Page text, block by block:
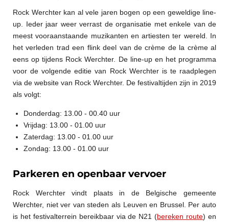
Rock Werchter kan al vele jaren bogen op een geweldige line-
up. Ieder jaar weer verrast de organisatie met enkele van de
meest vooraanstaande muzikanten en artiesten ter wereld. In
het verleden trad een flink deel van de crème de la crème al
eens op tijdens Rock Werchter. De line-up en het programma
voor de volgende editie van Rock Werchter is te raadplegen
via de website van Rock Werchter. De festivaltijden zijn in 2019
als volgt:
Donderdag: 13.00 - 00.40 uur
Vrijdag: 13.00 - 01.00 uur
Zaterdag: 13.00 - 01.00 uur
Zondag: 13.00 - 01.00 uur
Parkeren en openbaar vervoer
Rock Werchter vindt plaats in de Belgische gemeente
Werchter, niet ver van steden als Leuven en Brussel. Per auto
is het festivalterrein bereikbaar via de N21 (bereken route) en